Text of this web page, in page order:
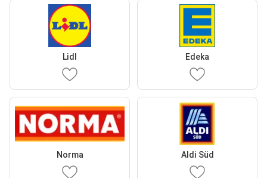
Lidl Edeka
Norma Aldi Süd